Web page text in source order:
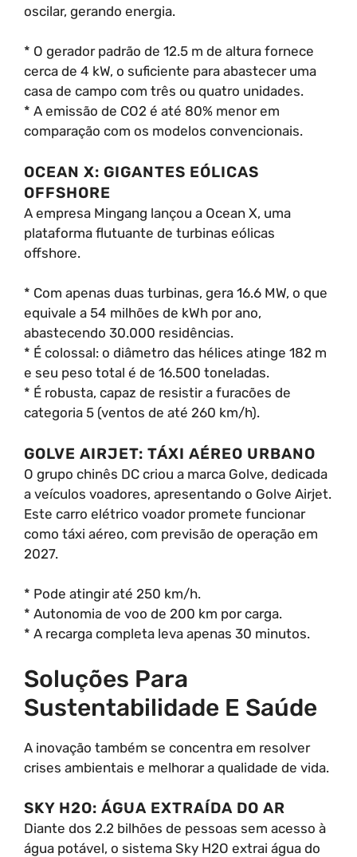
oscilar, gerando energia.
* O gerador padrão de 12.5 m de altura fornece
cerca de 4 kW, o suficiente para abastecer uma
casa de campo com três ou quatro unidades.
* A emissão de CO2 é até 80% menor em
comparação com os modelos convencionais.
OCEAN X: GIGANTES EÓLICAS
OFFSHORE
A empresa Mingang lançou a Ocean X, uma
plataforma flutuante de turbinas eólicas
offshore.
* Com apenas duas turbinas, gera 16.6 MW, o que
equivale a 54 milhões de kWh por ano,
abastecendo 30.000 residências.
* É colossal: o diâmetro das hélices atinge 182 m
e seu peso total é de 16.500 toneladas.
* É robusta, capaz de resistir a furacões de
categoria 5 (ventos de até 260 km/h).
GOLVE AIRJET: TÁXI AÉREO URBANO
O grupo chinês DC criou a marca Golve, dedicada
a veículos voadores, apresentando o Golve Airjet.
Este carro elétrico voador promete funcionar
como táxi aéreo, com previsão de operação em
2027.
* Pode atingir até 250 km/h.
* Autonomia de voo de 200 km por carga.
* A recarga completa leva apenas 30 minutos.
Soluções Para
Sustentabilidade E Saúde
A inovação também se concentra em resolver
crises ambientais e melhorar a qualidade de vida.
SKY H2O: ÁGUA EXTRAÍDA DO AR
Diante dos 2.2 bilhões de pessoas sem acesso à
água potável, o sistema Sky H2O extrai água do